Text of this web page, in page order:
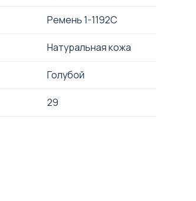
Ремень 1-1192C
Натуральная кожа
Голубой
29